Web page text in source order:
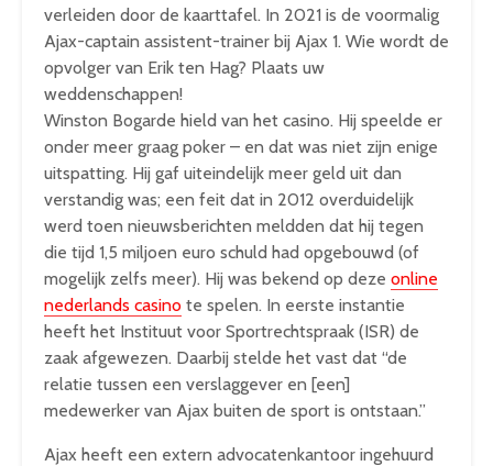
verleiden door de kaarttafel. In 2021 is de voormalig
Ajax-captain assistent-trainer bij Ajax 1. Wie wordt de
opvolger van Erik ten Hag? Plaats uw
weddenschappen!
Winston Bogarde hield van het casino. Hij speelde er
onder meer graag poker – en dat was niet zijn enige
uitspatting. Hij gaf uiteindelijk meer geld uit dan
verstandig was; een feit dat in 2012 overduidelijk
werd toen nieuwsberichten meldden dat hij tegen
die tijd 1,5 miljoen euro schuld had opgebouwd (of
mogelijk zelfs meer). Hij was bekend op deze online
nederlands casino te spelen. In eerste instantie
heeft het Instituut voor Sportrechtspraak (ISR) de
zaak afgewezen. Daarbij stelde het vast dat “de
relatie tussen een verslaggever en [een]
medewerker van Ajax buiten de sport is ontstaan.”
Ajax heeft een extern advocatenkantoor ingehuurd